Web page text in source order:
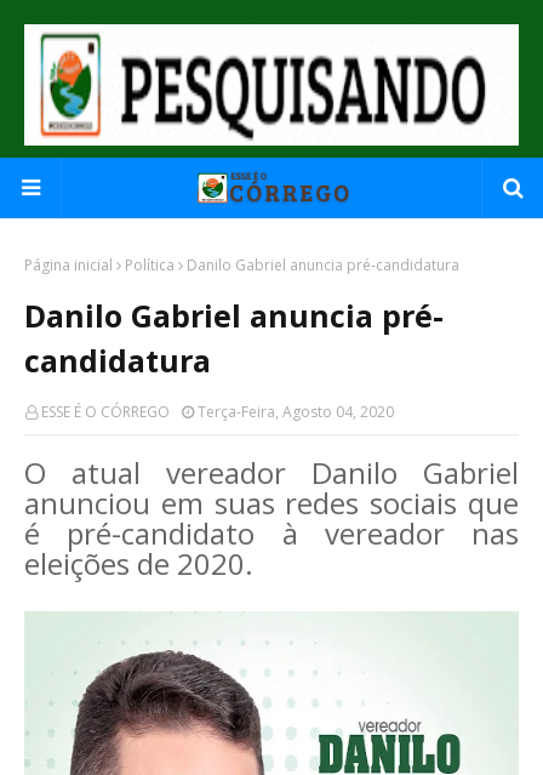
Página inicial Política Danilo Gabriel anuncia pré-candidatura
Danilo Gabriel anuncia pré-
candidatura
ESSE É O CÓRREGO Terça-Feira, Agosto 04, 2020
O atual vereador Danilo Gabriel
anunciou em suas redes sociais que
é pré-candidato à vereador nas
eleições de 2020.